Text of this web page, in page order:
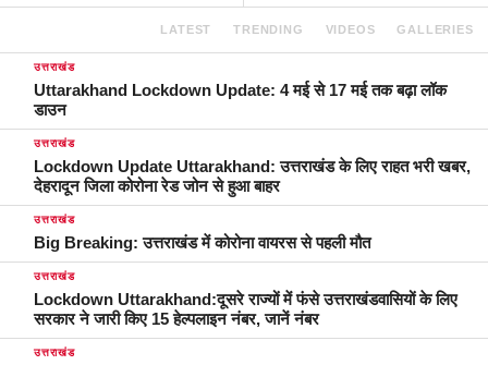
LATEST TRENDING VIDEOS GALLERIES
उत्तराखंड
Uttarakhand Lockdown Update: 4 मई से 17 मई तक बढ़ा लॉक
डाउन
उत्तराखंड
Lockdown Update Uttarakhand: उत्तराखंड के लिए राहत भरी खबर,
देहरादून जिला कोरोना रेड जोन से हुआ बाहर
उत्तराखंड
Big Breaking: उत्तराखंड में कोरोना वायरस से पहली मौत
उत्तराखंड
Lockdown Uttarakhand:दूसरे राज्यों में फंसे उत्तराखंडवासियों के लिए
सरकार ने जारी किए 15 हेल्पलाइन नंबर, जानें नंबर
उत्तराखंड